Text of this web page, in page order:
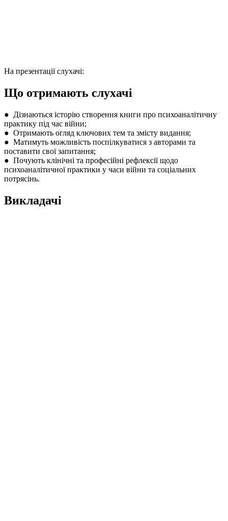
На презентації слухачі:
Що отримають слухачі
● Дізнаються історію створення книги про психоаналітичну
практику під час війни;
● Отримають огляд ключових тем та змісту видання;
● Матимуть можливість поспілкуватися з авторами та
поставити свої запитання;
● Почують клінічні та професійні рефлексії щодо
психоаналітичної практики у часи війни та соціальних
потрясінь.
Викладачі